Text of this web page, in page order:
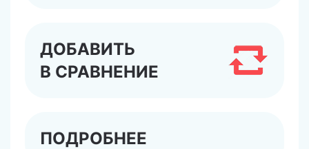
ДОБАВИТЬ
В СРАВНЕНИЕ
ПОДРОБНЕЕ